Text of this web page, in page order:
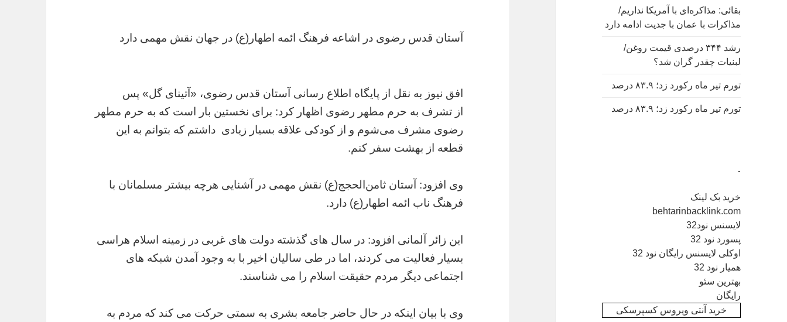
بقائی: مذاکره‌ای با آمریکا نداریم/
مذاکرات با عمان با جدیت ادامه دارد
رشد ۳۴۴ درصدی قیمت روغن/
لبنیات چقدر گران شد؟
تورم تیر ماه رکورد زد؛ ۸۳.۹ درصد
تورم تیر ماه رکورد زد؛ ۸۳.۹ درصد
.
خرید بک لینک
behtarinbacklink.com
لایسنس نود32
پسورد نود 32
اوکلی لایسنس رایگان نود 32
همیار نود 32
بهترین سئو
رایگان
خرید آنتی ویروس کسپرسکی
آستان قدس رضوی در اشاعه فرهنگ ائمه اطهار(ع) در جهان نقش مهمی دارد
افق نیوز به نقل از پایگاه اطلاع رسانی آستان قدس رضوی، «آتینای گل» پس
از تشرف به حرم مطهر رضوی اظهار کرد: برای نخستین بار است که به حرم مطهر
رضوی مشرف می‌شوم و از کودکی علاقه بسیار زیادی داشتم که بتوانم به این
قطعه از بهشت سفر کنم.
وی افزود: آستان ثامن‌الحجج(ع) نقش مهمی در آشنایی هرچه بیشتر مسلمانان با
فرهنگ ناب ائمه اطهار(ع) دارد.
این زائر آلمانی افزود: در سال های گذشته دولت های غربی در زمینه اسلام هراسی
بسیار فعالیت می کردند، اما در طی سالیان اخیر با به وجود آمدن شبکه های
اجتماعی دیگر مردم حقیقت اسلام را می شناسند.
وی با بیان اینکه در حال حاضر جامعه بشری به سمتی حرکت می کند که مردم به